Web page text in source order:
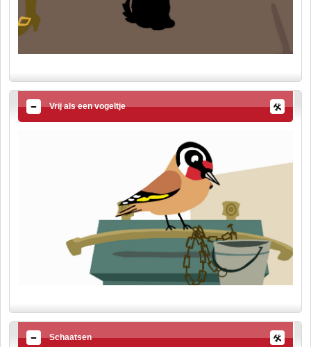
Vrij als een vogeltje
Schaatsen